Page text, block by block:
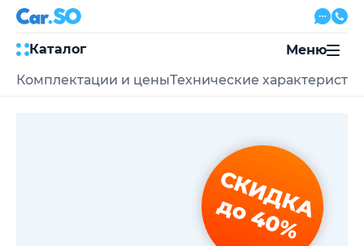
Каталог
Меню
Комплектации и ценыТехнические
СКИДКА
до 40%